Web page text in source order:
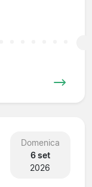
Domenica
6 set
2026